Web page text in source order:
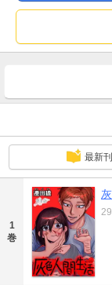
最新刊
1
巻